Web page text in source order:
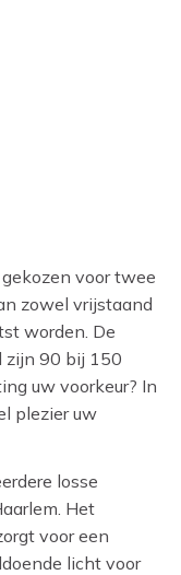
voor twee
zowel vrijstaand
worden. De
zijn 90 bij 150
uw voorkeur? In
plezier uw
losse
Het
voor een
licht voor